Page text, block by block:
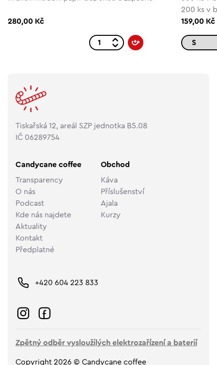
280,00 Kč
200 ks v
159,00 Kč
Tiskařská 12, areál SZP jednotka B5.08
IČ 06289754
Candycane coffee
Transparency
O nás
Podcast
Kde nás najdete
Aktuality
Kontakt
Předplatné
Obchod
Káva
Příslušenství
Ajala
Kurzy
+420 604 223 833
Zpětný odběr vysloužilých elektrozařízení a baterií
Copyright 2026 © Candycane coffee